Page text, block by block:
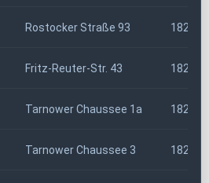
Rostocker Straße 93 18236
Fritz-Reuter-Str. 43 18239
Tarnower Chaussee 1a 18246
Tarnower Chaussee 3 18246